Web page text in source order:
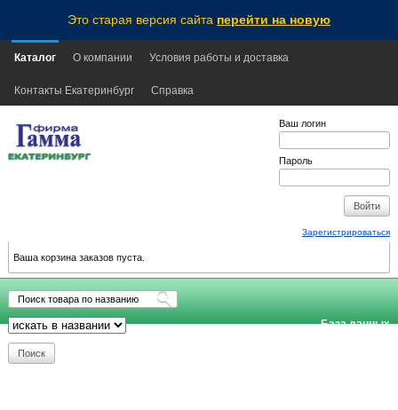
Это старая версия сайта перейти на новую
Каталог О компании Условия работы и доставка
Контакты Екатеринбург Справка
Ваш логин
Пароль
Зарегистрироваться
Ваша корзина заказов пуста.
База данных